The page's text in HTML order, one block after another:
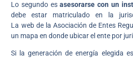
Lo segundo esasesorarse con un
debe estar matriculado en la
La web de la Asociación de Entes
un mapa en donde ubicar el ente por
Si la generación de energía elegida